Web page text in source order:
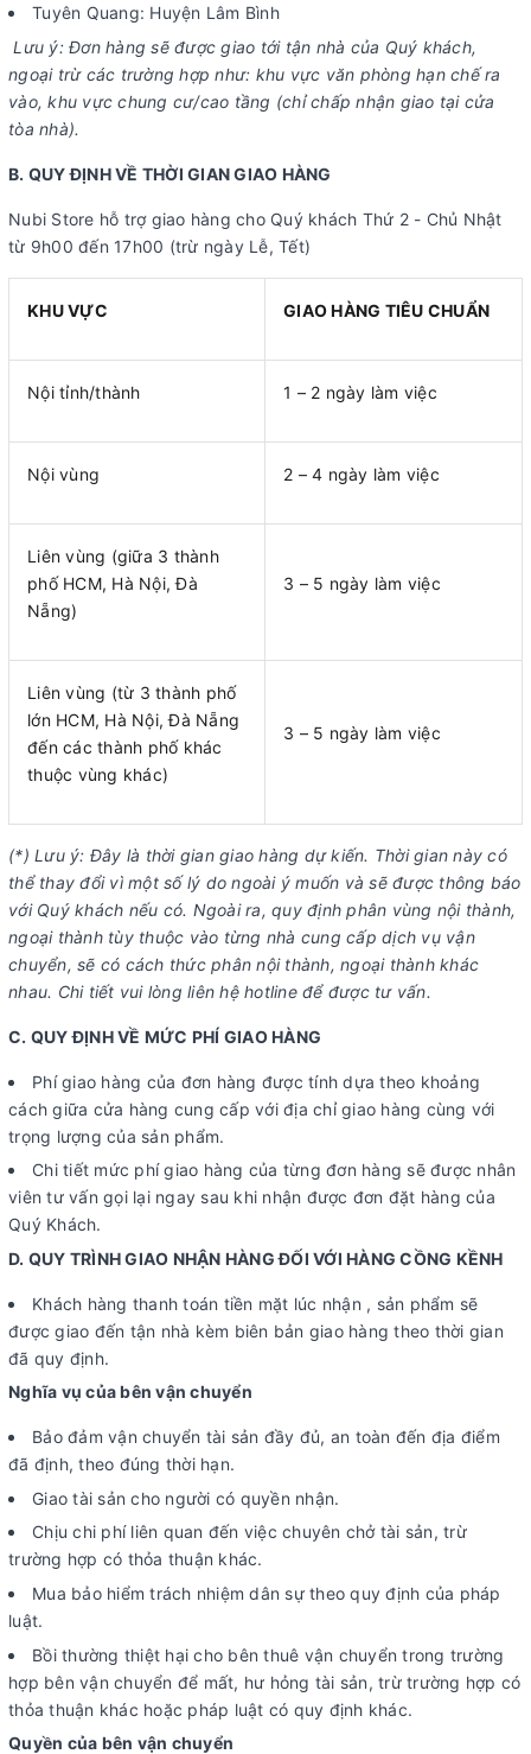
Tuyên Quang: Huyện Lâm Bình
Lưu ý: Đơn hàng sẽ được giao tới tận nhà của Quý khách,
ngoại trừ các trường hợp như: khu vực văn phòng hạn chế ra
vào, khu vực chung cư/cao tầng (chỉ chấp nhận giao tại cửa
tòa nhà).
B. QUY ĐỊNH VỀ THỜI GIAN GIAO HÀNG
Nubi Store hỗ trợ giao hàng cho Quý khách Thứ 2 - Chủ Nhật
từ 9h00 đến 17h00 (trừ ngày Lễ, Tết)
KHU VỰC GIAO HÀNG TIÊU CHUẨN
Nội tỉnh/thành 1 – 2 ngày làm việc
Nội vùng 2 – 4 ngày làm việc
Liên vùng (giữa 3 thành
phố HCM, Hà Nội, Đà
Nẵng)
3 – 5 ngày làm việc
Liên vùng (từ 3 thành phố
lớn HCM, Hà Nội, Đà Nẵng
đến các thành phố khác
thuộc vùng khác)
3 – 5 ngày làm việc
(*) Lưu ý: Đây là thời gian giao hàng dự kiến. Thời gian này có
thể thay đổi vì một số lý do ngoài ý muốn và sẽ được thông báo
với Quý khách nếu có. Ngoài ra, quy định phân vùng nội thành,
ngoại thành tùy thuộc vào từng nhà cung cấp dịch vụ vận
chuyển, sẽ có cách thức phân nội thành, ngoại thành khác
nhau. Chi tiết vui lòng liên hệ hotline để được tư vấn.
C. QUY ĐỊNH VỀ MỨC PHÍ GIAO HÀNG
Phí giao hàng của đơn hàng được tính dựa theo khoảng
cách giữa cửa hàng cung cấp với địa chỉ giao hàng cùng với
trọng lượng của sản phẩm.
Chi tiết mức phí giao hàng của từng đơn hàng sẽ được nhân
viên tư vấn gọi lại ngay sau khi nhận được đơn đặt hàng của
Quý Khách.
D. QUY TRÌNH GIAO NHẬN HÀNG ĐỐI VỚI HÀNG CỒNG KỀNH
Khách hàng thanh toán tiền mặt lúc nhận , sản phẩm sẽ
được giao đến tận nhà kèm biên bản giao hàng theo thời gian
đã quy định.
Nghĩa vụ của bên vận chuyển
Bảo đảm vận chuyển tài sản đầy đủ, an toàn đến địa điểm
đã định, theo đúng thời hạn.
Giao tài sản cho người có quyền nhận.
Chịu chi phí liên quan đến việc chuyên chở tài sản, trừ
trường hợp có thỏa thuận khác.
Mua bảo hiểm trách nhiệm dân sự theo quy định của pháp
luật.
Bồi thường thiệt hại cho bên thuê vận chuyển trong trường
hợp bên vận chuyển để mất, hư hỏng tài sản, trừ trường hợp có
thỏa thuận khác hoặc pháp luật có quy định khác.
Quyền của bên vận chuyển